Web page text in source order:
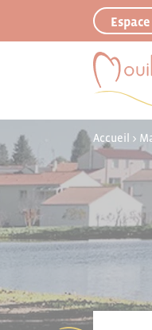
Accueil >
Panneau de gestion des